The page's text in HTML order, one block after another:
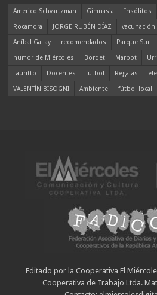
Americo Schvartzman Gimnasia Insólitos
Rocamora
JORGE RUBÉN DÍAZ vacunación
Aníbal Gallay
recomendados Parque Sur
humor de Miércoles
Bordet Marbot
Lauritto
Docentes fútbol Regatas
VALENTÍN BISOGNI
Ambiente fútbol local
Editado por la Cooperativa El
Cooperativa de Trabajo Ltda.